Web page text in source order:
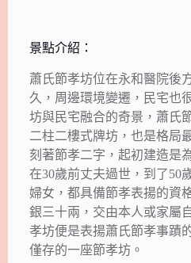
景點介紹：
蕭氏節孝坊位在永和醫院後
久，周邊環境變遷，民宅也
坊與民宅融合的奇景，蕭氏
二柱二樓式牌坊，也是格局
刻著節孝二字，起初建造是
在30歲前丈夫過世，到了50
婦女，都具備節孝表揚的資
銀三十兩，交由本人或家屬
孝坊便是表揚蕭氏節孝事蹟
僅存的一座節孝坊。